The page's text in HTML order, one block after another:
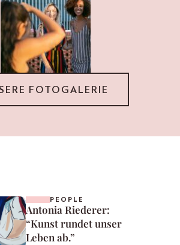
FOTOGALERIE
PEOPLE
Antonia Riederer:
“Kunst rundet unser
Leben ab.”